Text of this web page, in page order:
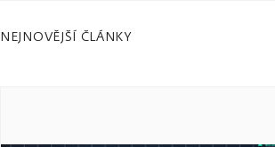
NEJNOVĚJŠÍ ČLÁNKY